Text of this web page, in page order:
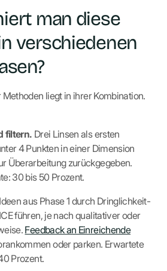
man diese
verschiedenen
liegt in ihrer Kombination.
filtern. Drei Linsen als ersten
4 Punkten in einer Dimension
Überarbeitung zurückgegeben.
30 bis 50 Prozent.
aus Phase 1 durch Dringlichkeit-
führen, je nach qualitativer oder
Feedback an Einreichende
oder parken. Erwartete
Prozent.